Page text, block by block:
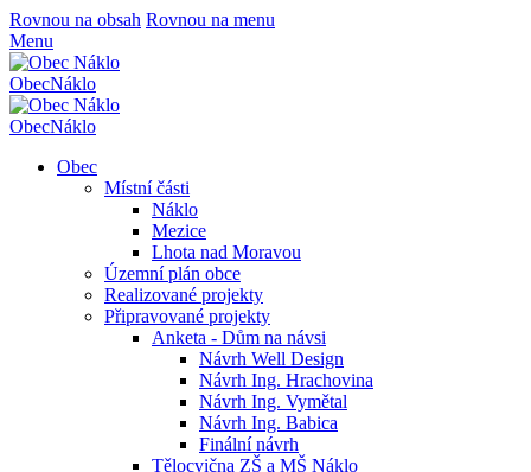
Rovnou na obsah Rovnou na menu
Menu
ObecNáklo
ObecNáklo
Obec
Místní části
Náklo
Mezice
Lhota nad Moravou
Územní plán obce
Realizované projekty
Připravované projekty
Anketa - Dům na návsi
Návrh Well Design
Návrh Ing. Hrachovina
Návrh Ing. Vymětal
Návrh Ing. Babica
Finální návrh
Tělocvična ZŠ a MŠ Náklo